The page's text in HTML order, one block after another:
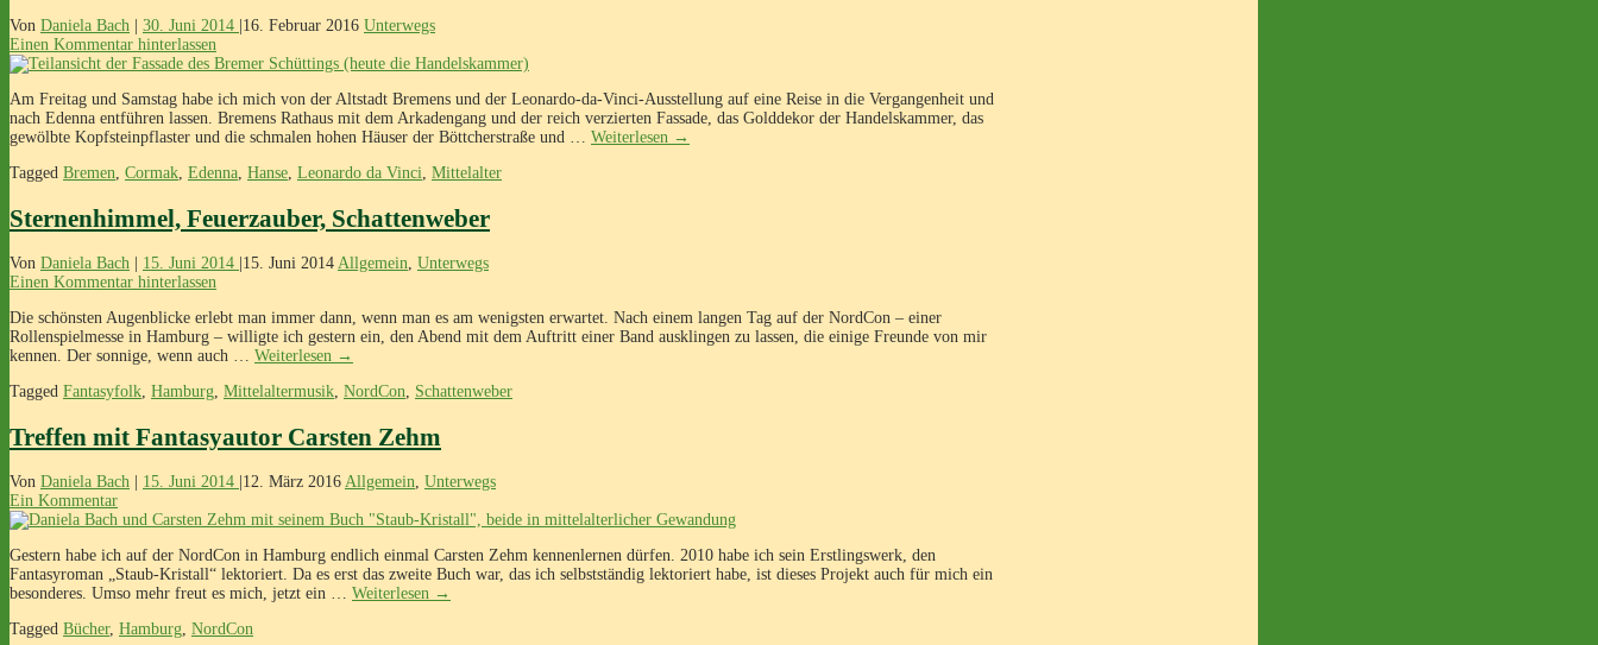
Von Daniela Bach 30. Juni 2014 16. Februar 2016 Unterwegs
Einen Kommentar hinterlassen
Am Freitag und Samstag habe ich mich von der Altstadt Bremens und der Leonardo-da-Vinci-Ausstellung auf eine Reise in die Vergangenheit und
nach Edenna entführen lassen. Bremens Rathaus mit dem Arkadengang und der reich verzierten Fassade, das Golddekor der Handelskammer, das
gewölbte Kopfsteinpflaster und die schmalen hohen Häuser der Böttcherstraße und … Weiterlesen →
Tagged Bremen, Cormak, Edenna, Hanse, Leonardo da Vinci, Mittelalter
Sternenhimmel, Feuerzauber, Schattenweber
Von Daniela Bach 15. Juni 2014 15. Juni 2014 Allgemein, Unterwegs
Einen Kommentar hinterlassen
Die schönsten Augenblicke erlebt man immer dann, wenn man es am wenigsten erwartet. Nach einem langen Tag auf der NordCon – einer
Rollenspielmesse in Hamburg – willigte ich gestern ein, den Abend mit dem Auftritt einer Band ausklingen zu lassen, die einige Freunde von mir
kennen. Der sonnige, wenn auch … Weiterlesen →
Tagged Fantasyfolk, Hamburg, Mittelaltermusik, NordCon, Schattenweber
Treffen mit Fantasyautor Carsten Zehm
Von Daniela Bach 15. Juni 2014 12. März 2016 Allgemein Unterwegs
Ein Kommentar
Gestern habe ich auf der NordCon in Hamburg endlich einmal Carsten Zehm kennenlernen dürfen. 2010 habe ich sein Erstlingswerk, den
Fantasyroman „Staub-Kristall“ lektoriert. Da es erst das zweite Buch war, das ich selbstständig lektoriert habe, ist dieses Projekt auch für mich ein
besonderes. Umso mehr freut es mich, jetzt ein … Weiterlesen →
Tagged Bücher, Hamburg NordCon